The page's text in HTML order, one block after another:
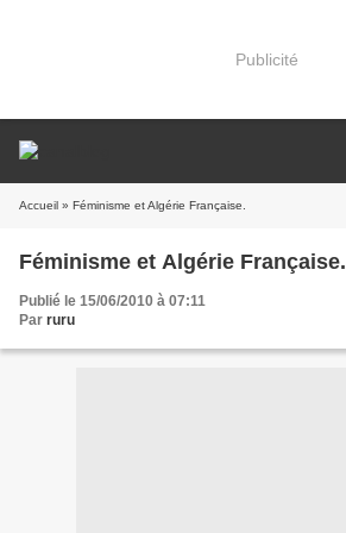
Publicité
Accueil » Féminisme et Algérie Française.
Féminisme et Algérie Française.
Publié le 15/06/2010 à 07:11
Par ruru